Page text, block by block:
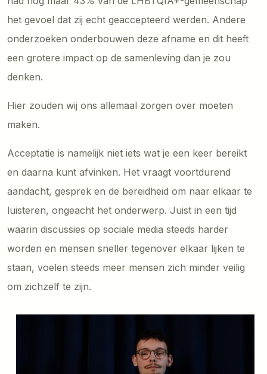
het gevoel dat zij echt geaccepteerd werden. Andere
onderzoeken onderbouwen deze afname en dit heeft
een grotere impact op de samenleving dan je zou
denken.
Hier zouden wij ons allemaal zorgen over moeten
maken.
Acceptatie is namelijk niet iets wat je een keer bereikt
en daarna kunt afvinken. Het vraagt voortdurend
aandacht, gesprek en de bereidheid om naar elkaar te
luisteren, ongeacht het onderwerp. Juist in een tijd
waarin discussies op sociale media steeds harder
worden en mensen sneller tegenover elkaar lijken te
staan, voelen steeds meer mensen zich minder veilig
om zichzelf te zijn.